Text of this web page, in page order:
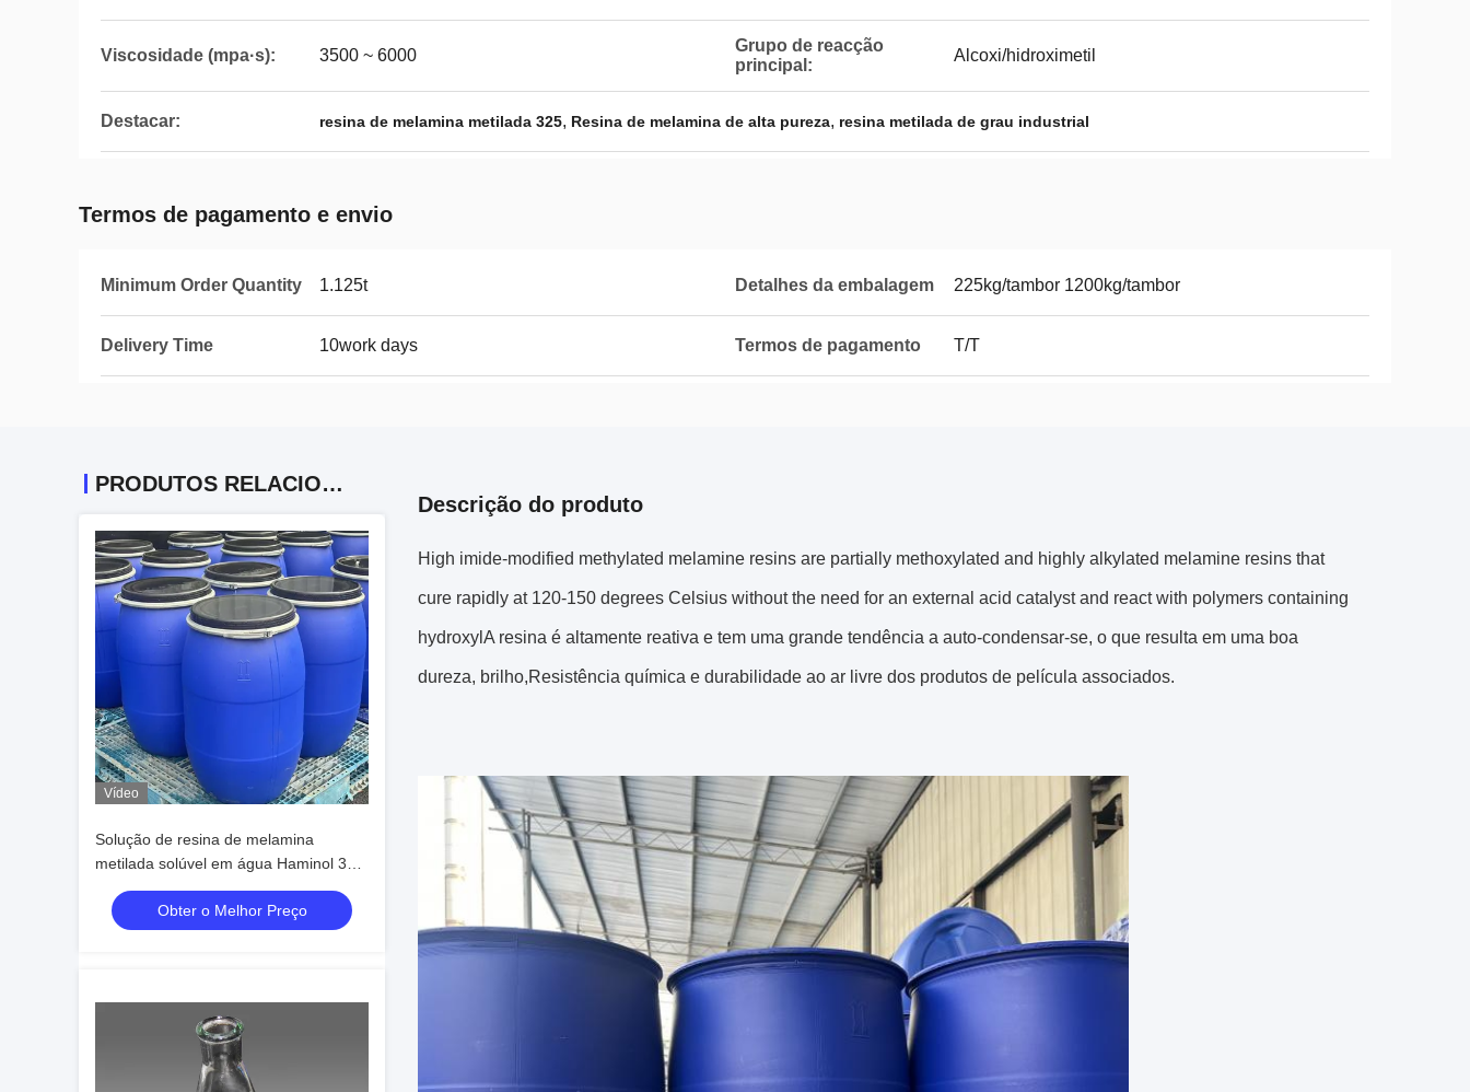
Viscosidade (mpa·s): 3500 ~ 6000
Grupo de reacção
principal:
Alcoxi/hidroximetil
Destacar: resina de melamina metilada 325, Resina de melamina de alta pureza, resina metilada de grau industrial
Termos de pagamento e envio
Minimum Order Quantity 1.125t Detalhes da embalagem 225kg/tambor 1200kg/tambor
Delivery Time 10work days Termos de pagamento T/T
PRODUTOS RELACIONADOS
Vídeo
Solução de resina de melamina
metilada solúvel em água Haminol 385
Para revestimentos industriais
Obter o Melhor Preço
Descrição do produto
High imide-modified methylated melamine resins are partially methoxylated and highly alkylated melamine resins that
cure rapidly at 120-150 degrees Celsius without the need for an external acid catalyst and react with polymers containing
hydroxylA resina é altamente reativa e tem uma grande tendência a auto-condensar-se, o que resulta em uma boa
dureza, brilho,Resistência química e durabilidade ao ar livre dos produtos de película associados.